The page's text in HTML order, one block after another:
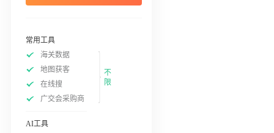
常用工具
海关数据
地图获客
在线搜
广交会采购商
不
限
AI工具